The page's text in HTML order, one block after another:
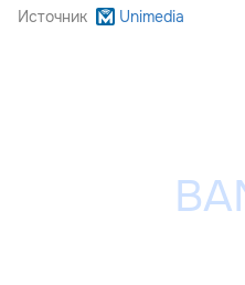
Источник Unimedia